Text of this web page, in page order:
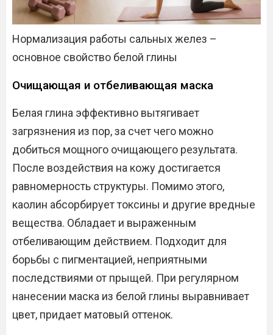
Нормализация работы сальных желез –
основное свойство белой глины
Очищающая и отбеливающая маска
Белая глина эффективно вытягивает
загрязнения из пор, за счет чего можно
добиться мощного очищающего результата.
После воздействия на кожу достигается
равномерность структуры. Помимо этого,
каолин абсорбирует токсины и другие вредные
вещества. Обладает и выраженным
отбеливающим действием. Подходит для
борьбы с пигментацией, неприятными
последствиями от прыщей. При регулярном
нанесении маска из белой глины выравнивает
цвет, придает матовый оттенок.